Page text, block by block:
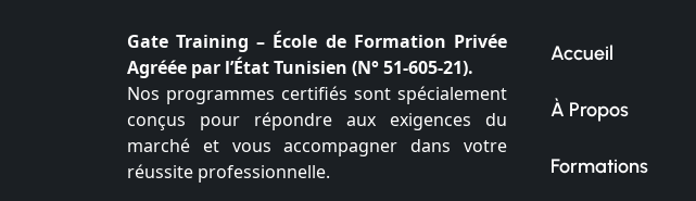
Gate Training – École de Formation Privée
Agréée par l’État Tunisien (N° 51-605-21).
Nos programmes certifiés sont spécialement
conçus pour répondre aux exigences du
marché et vous accompagner dans votre
réussite professionnelle.
Accueil
À Propos
Formations